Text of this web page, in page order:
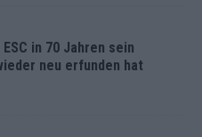
in 70 Jahren sein
neu erfunden hat